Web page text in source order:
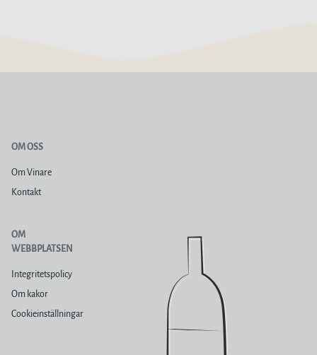
OM OSS
Om Vinare
Kontakt
OM
WEBBPLATSEN
Integritetspolicy
Om kakor
Cookieinställningar